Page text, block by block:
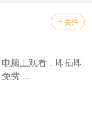
 关注
脑上观看，即插即
费 ...